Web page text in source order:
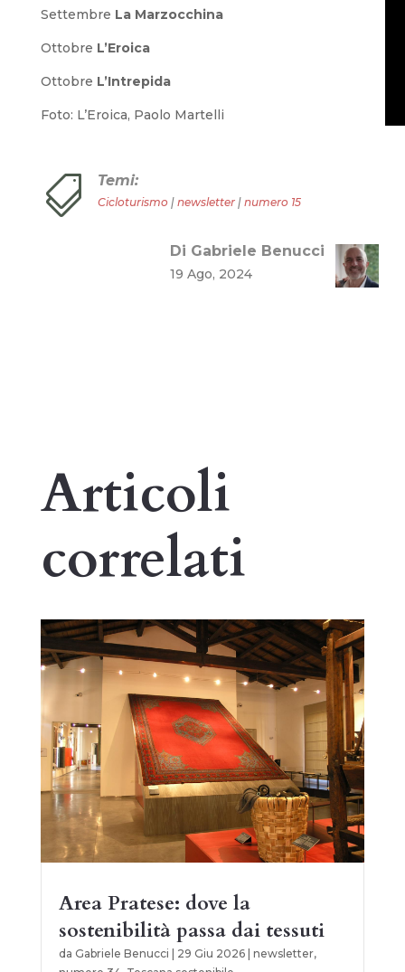
Settembre La Marzocchina
Ottobre L’Eroica
Ottobre L’Intrepida
Foto: L’Eroica, Paolo Martelli
 Temi:
Cicloturismo | newsletter| numero 15
Di Gabriele Benucci
19 Ago, 2024
Articoli
correlati
Area Pratese: dove la
sostenibilità passa dai tessuti
da Gabriele Benucci | 29 Giu 2026| newsletter,